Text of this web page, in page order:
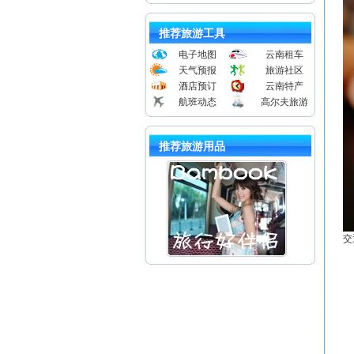
推荐旅游工具
电子地图
云南租车
天气预报
旅游社区
酒店预订
云南特产
航班动态
高尔夫旅游
推荐旅游用品